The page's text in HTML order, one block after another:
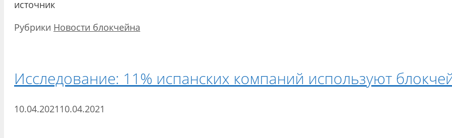
источник
Рубрики Новости блокчейна
Исследование: 11% испанских компаний используют
10.04.2021 10.04.2021